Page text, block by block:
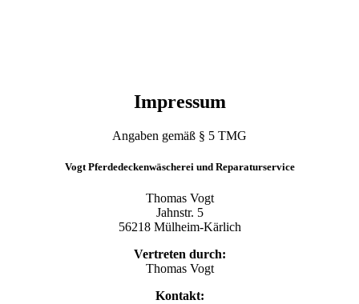
Impressum
Angaben gemäß § 5 TMG
Vogt Pferdedeckenwäscherei und Reparaturservice
Thomas Vogt
Jahnstr. 5
56218 Mülheim-Kärlich
Vertreten durch:
Thomas Vogt
Kontakt: